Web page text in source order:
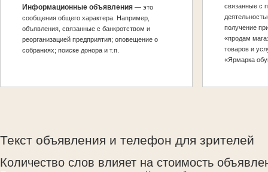
Информационные объявления — это
сообщения общего характера. Например,
объявления, связанные с банкротством и
реорганизацией предприятия; оповещение о
собраниях; поиске донора и т.п.
связанные с
получение
«продам
товаров и
«Ярмарка
Текст объявления и телефон для зрителей
Количество слов влияет на стоимость